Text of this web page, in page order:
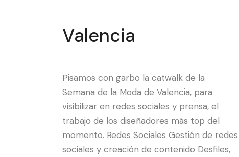
Valencia
Pisamos con garbo la catwalk de la
Semana de la Moda de Valencia, para
visibilizar en redes sociales y prensa, el
trabajo de los diseñadores más top del
momento. Redes Sociales Gestión de redes
sociales y creación de contenido Desfiles,